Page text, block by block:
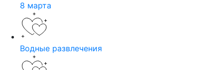
8 марта
Водные развлечения